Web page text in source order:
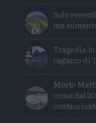
Solo
ma
Tragedia
ragazzo di
Morto
coma dal